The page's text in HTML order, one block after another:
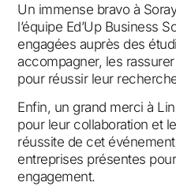
Un immense bravo à
l’équipe Ed’Up Business
engagées auprès des
accompagner, les
pour réussir leur
Enfin, un grand merci à
pour leur collaboration et
réussite de cet
entreprises présentes
engagement.